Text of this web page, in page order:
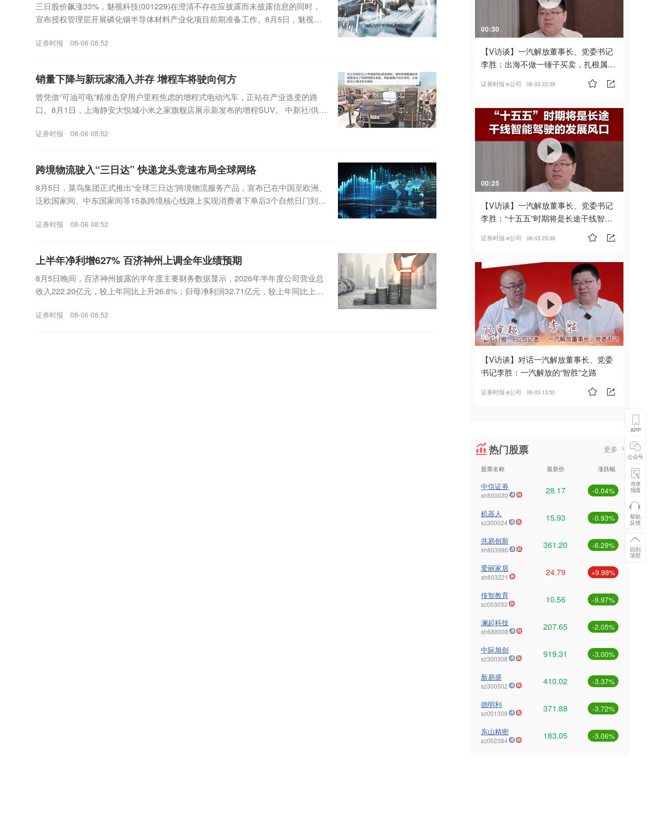
三日股价飙涨33%，魅视科技(001229)在澄清不存在应披露而未披露信息的同时，
宣布授权管理层开展磷化铟半导体材料产业化项目前期准备工作。8月5日，魅视科
证券时报 08-06 08:52
销量下降与新玩家涌入并存 增程车将驶向何方
曾凭借“可油可电”精准击穿用户里程焦虑的增程式电动汽车，正站在产业迭变的路
口。8月1日，上海静安大悦城小米之家旗舰店展示新发布的增程SUV。 中新社/供图
证券时报 08-06 08:52
跨境物流驶入“三日达” 快递龙头竞速布局全球网络
8月5日，菜鸟集团正式推出“全球三日达”跨境物流服务产品，宣布已在中国至欧洲、
泛欧国家间、中东国家间等15条跨境核心线路上实现消费者下单后3个自然日门到门
证券时报 08-06 08:52
上半年净利增627% 百济神州上调全年业绩预期
8月5日晚间，百济神州披露的半年度主要财务数据显示，2026年半年度公司营业总
收入222.20亿元，较上年同比上升26.8%；归母净利润32.71亿元，较上年同比上升6
证券时报 08-06 08:52
00:30
【V访谈】一汽解放董事长、党委书记
李胜：出海不做一锤子买卖，扎根属
证券时报·e公司 08-03 23:38
00:25
【V访谈】一汽解放董事长、党委书记
李胜：“十五五”时期将是长途干线智能
证券时报·e公司 08-03 23:38
06:04
【V访谈】对话一汽解放董事长、党委
书记李胜：一汽解放的“智胜”之路
证券时报·e公司 08-03 13:50
热门股票 更多
股票名称 最新价 涨跌幅
中信证券
sh600030 28.17 -0.04%
机器人
sz300024 15.93 -0.93%
兆易创新
sh603986 361.20 -6.29%
爱丽家居
sh603221 24.79 +9.98%
传智教育
sz003032 10.56 -9.97%
澜起科技
sh688008 207.65 -2.05%
中际旭创
sz300308 919.31 -3.00%
新易盛
sz300502 410.02 -3.37%
德明利
sz001309 371.88 -3.72%
东山精密
sz002384 183.05 -3.06%
APP
公众号
寻求
报道
帮助
反馈
回到
顶部